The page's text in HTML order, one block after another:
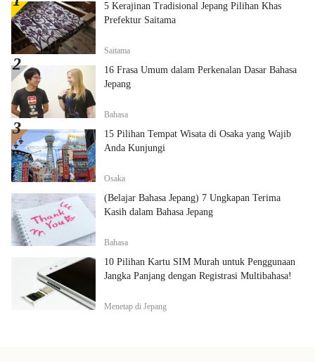
5 Kerajinan Tradisional Jepang Pilihan Khas
Prefektur Saitama
Saitama
16 Frasa Umum dalam Perkenalan Dasar Bahasa
Jepang
Bahasa
15 Pilihan Tempat Wisata di Osaka yang Wajib
Anda Kunjungi
Osaka
(Belajar Bahasa Jepang) 7 Ungkapan Terima
Kasih dalam Bahasa Jepang
Bahasa
10 Pilihan Kartu SIM Murah untuk Penggunaan
Jangka Panjang dengan Registrasi Multibahasa!
Menetap di Jepang